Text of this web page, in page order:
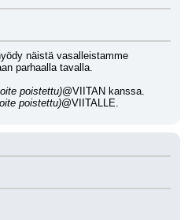
näistä vasalleistamme
parhaalla tavalla.
poistettu)@VIITAN kanssa.
poistettu)@VIITALLE.